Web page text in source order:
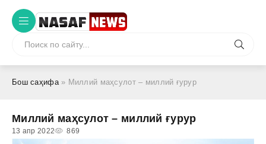
Бош саҳифа» Миллий маҳсулот – миллий ғурур
Миллий маҳсулот – миллий ғурур
13 апр 2022 869